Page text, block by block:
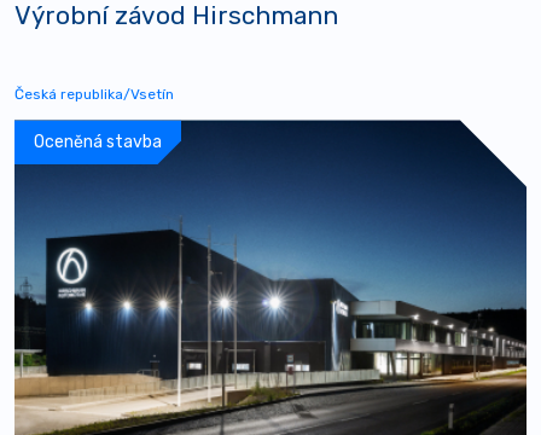
Výrobní závod Hirschmann
Česká republika/Vsetín
Oceněná stavba